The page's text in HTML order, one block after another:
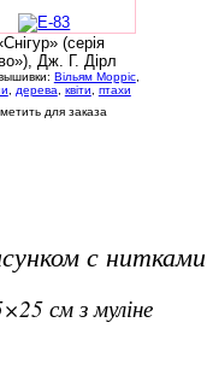
(серія
Дж. Г. Дірл
Вільям Морріс,
дерева квіти
птахи
для заказа
с нитками
см з муліне